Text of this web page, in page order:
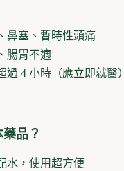
鼻塞、暫時性頭痛
腸胃不適
過 4 小時（應立即就醫）
品？
水，使用超方便